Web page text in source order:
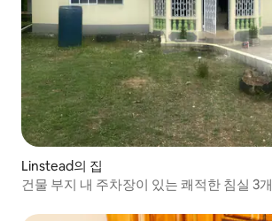
Linstead의 집
건물 부지 내 주차장이 있는 쾌적한 침실 3개